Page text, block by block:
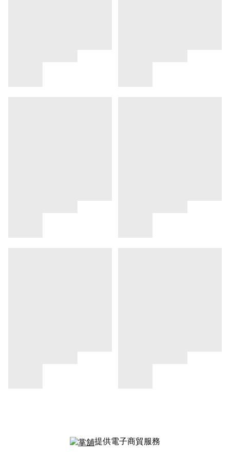
提供電子商貿服務